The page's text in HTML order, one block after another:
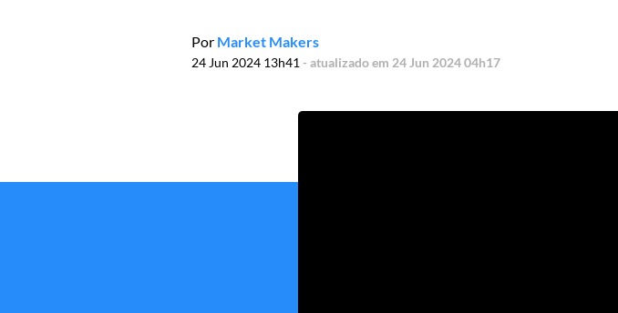
Por Market Makers
24 Jun 2024 13h41 - atualizado em 24 Jun 2024 04h17